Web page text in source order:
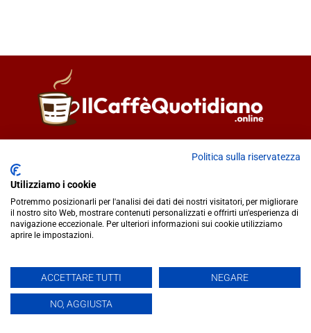
redazione@ilcaffequotidiano.online
C.F. 92076900858
Chi siamo
Privacy & Cookie Policy
IlCaffèQuotidiano.online è una testata giornalistica registrata
presso il Tribunale di Caltanissetta n.02/2024 del 17/07/2024 |
Realizzato da
Politica sulla riservatezza
Utilizziamo i cookie
Potremmo posizionarli per l'analisi dei dati dei nostri visitatori, per migliorare
il nostro sito Web, mostrare contenuti personalizzati e offrirti un'esperienza di
navigazione eccezionale. Per ulteriori informazioni sui cookie utilizziamo
aprire le impostazioni.
ACCETTARE TUTTI NEGARE
NO, AGGIUSTA